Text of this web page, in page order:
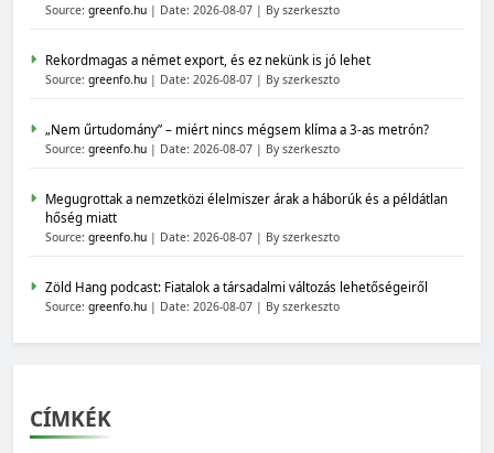
Source: greenfo.hu Date: 2026-08-07 By szerkeszto
Rekordmagas a német export, és ez nekünk is jó lehet
Source: greenfo.hu Date: 2026-08-07 By szerkeszto
„Nem űrtudomány” – miért nincs mégsem klíma a 3-as metrón?
Source: greenfo.hu Date: 2026-08-07 By szerkeszto
Megugrottak a nemzetközi élelmiszer árak a háborúk és a példátlan
hőség miatt
Source: greenfo.hu Date: 2026-08-07 By szerkeszto
Zöld Hang podcast: Fiatalok a társadalmi változás lehetőségeiről
Source: greenfo.hu Date: 2026-08-07 By szerkeszto
CÍMKÉK